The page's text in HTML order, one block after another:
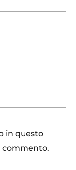
in questo
commento.